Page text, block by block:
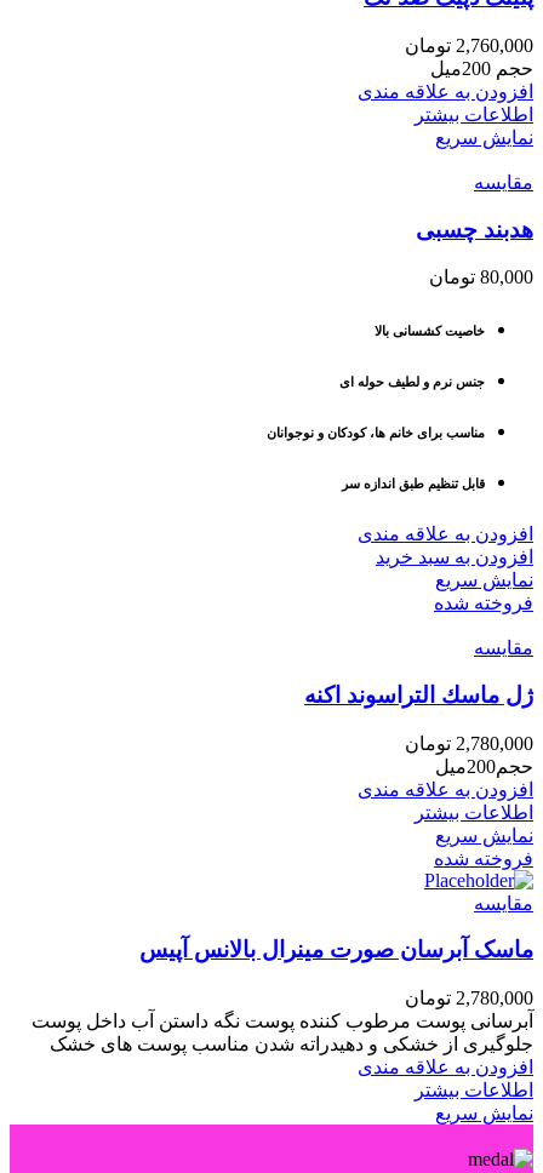
2,760,000 تومان
حجم 200میل
افزودن به علاقه مندی
اطلاعات بیشتر
نمایش سریع
مقايسه
هدبند چسبی
80,000 تومان
خاصیت کشسانی بالا
جنس نرم و لطیف حوله ای
مناسب برای خانم ها، کودکان و نوجوانان
قابل تنظیم طبق اندازه سر
افزودن به علاقه مندی
افزودن به سبد خرید
نمایش سریع
فروخته شده
مقايسه
ژل ماسك التراسوند اكنه
2,780,000 تومان
حجم200میل
افزودن به علاقه مندی
اطلاعات بیشتر
نمایش سریع
فروخته شده
مقايسه
ماسک آبرسان صورت مینرال بالانس آپیس
2,780,000 تومان
آبرسانی پوست مرطوب کننده پوست نگه داستن آب داخل پوست
جلوگیری از خشکی و دهیدراته شدن مناسب پوست های خشک
افزودن به علاقه مندی
اطلاعات بیشتر
نمایش سریع